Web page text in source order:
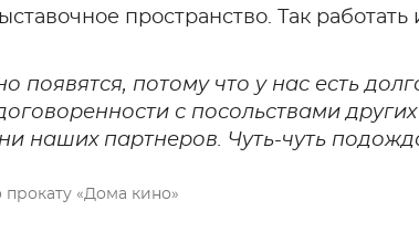
пространство. Так работать
появятся, потому что у нас есть
с посольствами
наших партнеров. Чуть-чуть
«Дома кино»